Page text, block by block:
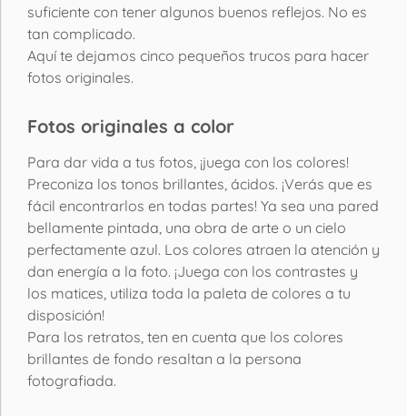
suficiente con tener algunos buenos reflejos. No es
tan complicado.
Aquí te dejamos cinco pequeños trucos para hacer
fotos originales.
Fotos originales a color
Para dar vida a tus fotos, ¡juega con los colores!
Preconiza los tonos brillantes, ácidos. ¡Verás que es
fácil encontrarlos en todas partes! Ya sea una pared
bellamente pintada, una obra de arte o un cielo
perfectamente azul. Los colores atraen la atención y
dan energía a la foto. ¡Juega con los contrastes y
los matices, utiliza toda la paleta de colores a tu
disposición!
Para los retratos, ten en cuenta que los colores
brillantes de fondo resaltan a la persona
fotografiada.